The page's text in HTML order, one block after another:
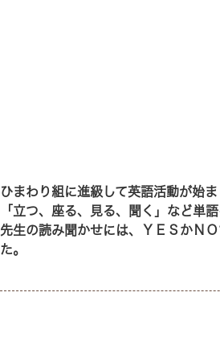
ひまわり組に進級して英語活動が始ま
「立つ、座る、見る、聞く」など単
先生の読み聞かせには、ＹＥＳかＮ
た。